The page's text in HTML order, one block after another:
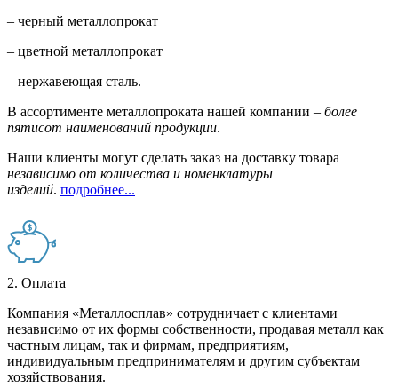
– черный металлопрокат
– цветной металлопрокат
– нержавеющая сталь.
В ассортименте металлопроката нашей компании – более
пятисот наименований продукции.
Наши клиенты могут сделать заказ на доставку товара
независимо от количества и номенклатуры
изделий. подробнее...
2. Оплата
Компания «Металлосплав» сотрудничает с клиентами
независимо от их формы собственности, продавая металл как
частным лицам, так и фирмам, предприятиям,
индивидуальным предпринимателям и другим субъектам
хозяйствования.